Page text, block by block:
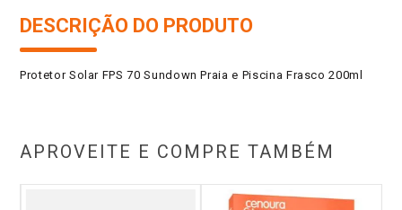
DESCRIÇÃO DO PRODUTO
Protetor Solar FPS 70 Sundown Praia e Piscina Frasco 200ml
APROVEITE E COMPRE TAMBÉM